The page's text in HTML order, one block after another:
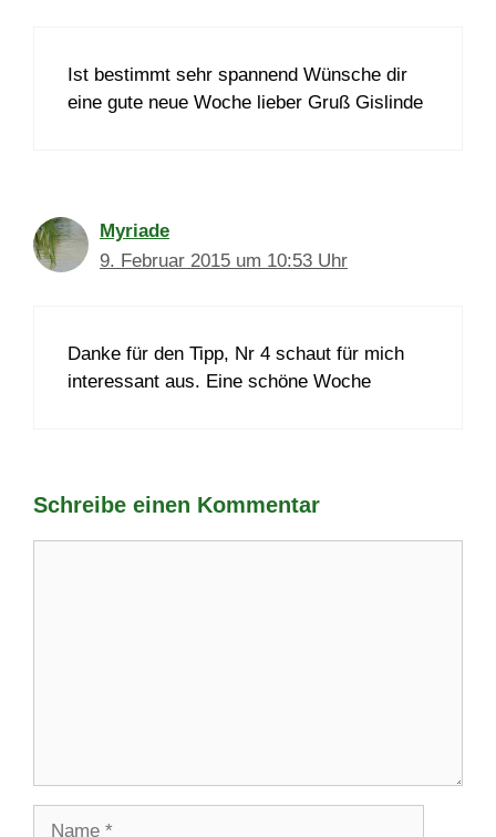
Ist bestimmt sehr spannend Wünsche dir
eine gute neue Woche lieber Gruß Gislinde
Myriade
9. Februar 2015 um 10:53 Uhr
Danke für den Tipp, Nr 4 schaut für mich
interessant aus. Eine schöne Woche
Schreibe einen Kommentar